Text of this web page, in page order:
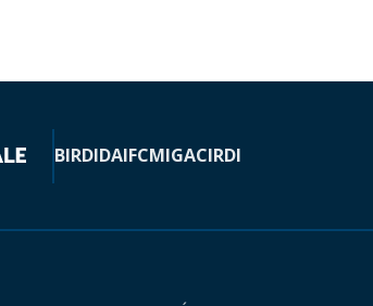
BIRDIDAIFCMIGACIRDI